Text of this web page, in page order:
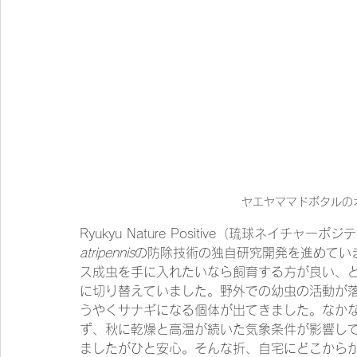
ヤエヤママドボタル
Ryukyu Nature Positive（琉球ネイチャーポジ
atripennisの防除技術の独自研究開発を進めて
ス成虫を手に入れたいなら飼育する方が良い、
に切り替えていました。野外での幼虫の活動
うやくサナギになる個体が出てきました。なか
ず、秋に乾燥と高温が続いた気象条件が影響し
ましたがひと安心。そんな折、自宅にどこから